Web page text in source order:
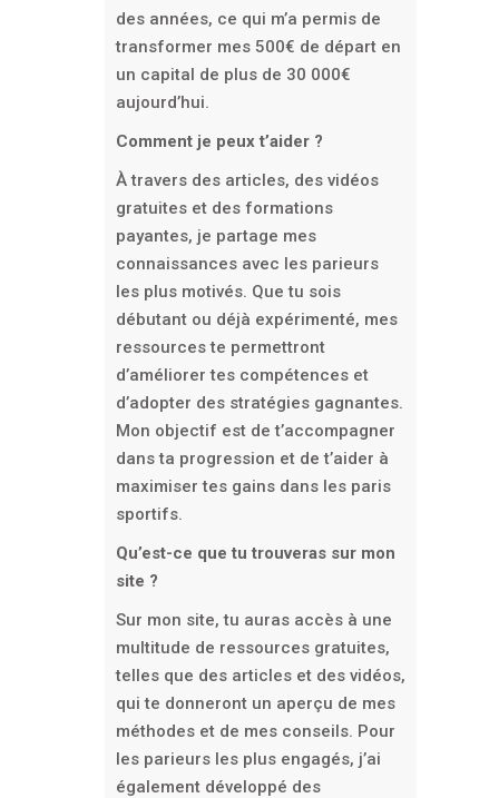
des années, ce qui m’a permis de
transformer mes 500€ de départ en
un capital de plus de 30 000€
aujourd’hui.
Comment je peux t’aider ?
À travers des articles, des vidéos
gratuites et des formations
payantes, je partage mes
connaissances avec les parieurs
les plus motivés. Que tu sois
débutant ou déjà expérimenté, mes
ressources te permettront
d’améliorer tes compétences et
d’adopter des stratégies gagnantes.
Mon objectif est de t’accompagner
dans ta progression et de t’aider à
maximiser tes gains dans les paris
sportifs.
Qu’est-ce que tu trouveras sur mon
site ?
Sur mon site, tu auras accès à une
multitude de ressources gratuites,
telles que des articles et des vidéos,
qui te donneront un aperçu de mes
méthodes et de mes conseils. Pour
les parieurs les plus engagés, j’ai
également développé des